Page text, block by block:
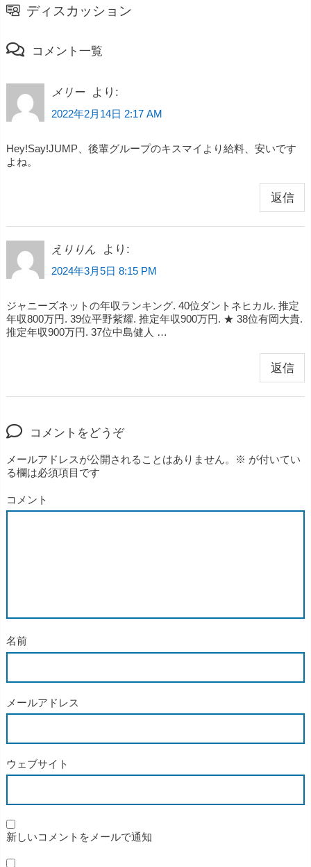
ディスカッション
コメント一覧
メリー より:
2022年2月14日 2:17 AM
Hey!Say!JUMP、後輩グループのキスマイより給料、安いです
よね。
返信
えりりん より:
2024年3月5日 8:15 PM
ジャニーズネットの年収ランキング. 40位ダントネヒカル. 推定
年収800万円. 39位平野紫耀. 推定年収900万円. ★ 38位有岡大貴.
推定年収900万円. 37位中島健人 …
返信
コメントをどうぞ
メールアドレスが公開されることはありません。 ※ が付いてい
る欄は必須項目です
コメント
名前
メールアドレス
ウェブサイト
新しいコメントをメールで通知